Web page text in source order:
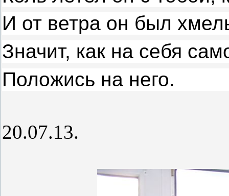
И от ветра он был
Значит, как на себя
Положись на него.
20.07.13.